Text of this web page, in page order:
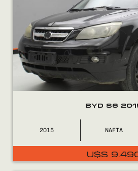
BYD S6
2015 NAFTA
El
U$S